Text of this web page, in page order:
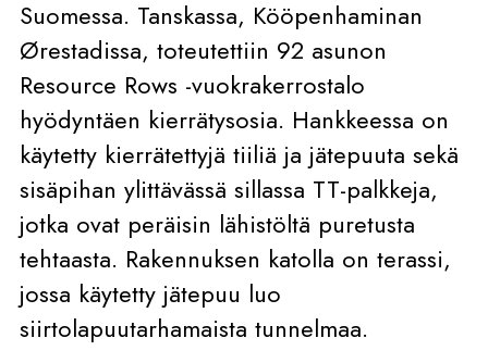
Suomessa. Tanskassa, Kööpenhaminan
Ørestadissa, toteutettiin 92 asunon
Resource Rows -vuokrakerrostalo
hyödyntäen kierrätysosia. Hankkeessa on
käytetty kierrätettyjä tiiliä ja jätepuuta sekä
sisäpihan ylittävässä sillassa TT-palkkeja,
jotka ovat peräisin lähistöltä puretusta
tehtaasta. Rakennuksen katolla on terassi,
jossa käytetty jätepuu luo
siirtolapuutarhamaista tunnelmaa.